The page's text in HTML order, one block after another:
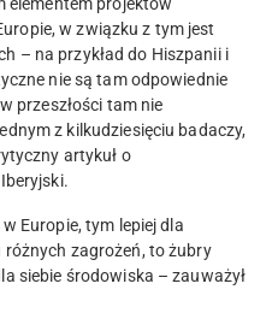
w związku z tym jest
– na przykład do Hiszpanii i
nie są tam odpowiednie
przeszłości tam nie
z kilkudziesięciu badaczy,
artykuł o
Europie, tym lepiej dla
zagrożeń, to żubry
siebie środowiska – zauważył